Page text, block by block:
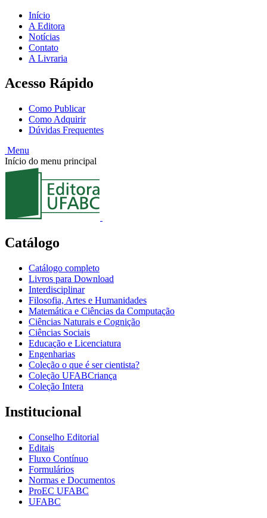
Início
A Editora
Notícias
Contato
A Livraria
Acesso Rápido
Como Publicar
Como Adquirir
Dúvidas Frequentes
Menu
Início do menu principal
Catálogo
Catálogo completo
Livros para Download
Interdisciplinar
Filosofia, Artes e Humanidades
Matemática e Ciências da Computação
Ciências Naturais e Cognição
Ciências Sociais
Educação e Licenciatura
Engenharias
Coleção o que é ser cientista?
Coleção UFABCriança
Coleção Intera
Institucional
Conselho Editorial
Editais
Fluxo Contínuo
Formulários
Normas e Documentos
ProEC UFABC
UFABC